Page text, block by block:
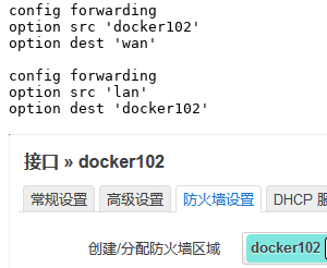
config forwarding
option src 'docker102'
option dest 'wan'
config forwarding
option src 'lan'
option dest 'docker102'